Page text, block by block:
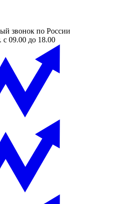
звонок по России
с 09.00 до 18.00